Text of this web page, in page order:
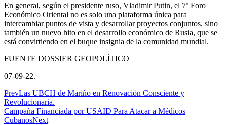
En general, según el presidente ruso, Vladimir Putin, el 7º Foro
Económico Oriental no es solo una plataforma única para
intercambiar puntos de vista y desarrollar proyectos conjuntos, sino
también un nuevo hito en el desarrollo económico de Rusia, que se
está convirtiendo en el buque insignia de la comunidad mundial.
FUENTE DOSSIER GEOPOLÍTICO
07-09-22.
PrevLas UBCH de Mariño en Renovación Consciente y
Revolucionaria.
Campaña Financiada por USAID Para Atacar a Médicos
CubanosNext